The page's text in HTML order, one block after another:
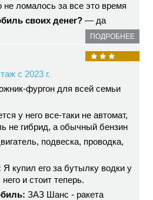
не ломалось за все это время
своих денег? — да
ПОДРОБНЕЕ
с 2023 г.
фургон для всей семьи
у него все-таки не автомат,
не гибрид, а обычный бензин
подвеска, проводка,
Я купил его за бутылку водки у
и стоит теперь.
ЗАЗ Шанс - ракета